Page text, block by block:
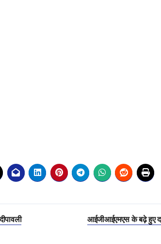
आईजीआईएमएस के बढ़े हुए